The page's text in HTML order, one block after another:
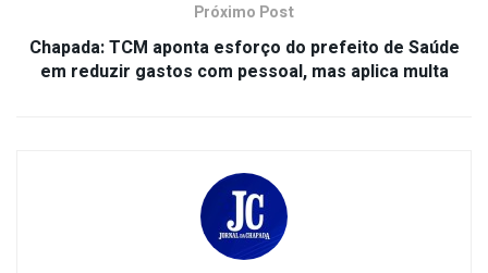
Próximo Post
Chapada: TCM aponta esforço do prefeito de Saúde
em reduzir gastos com pessoal, mas aplica multa